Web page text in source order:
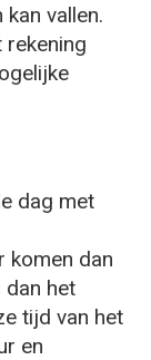
vallen.
rekening
dag met
komen dan
dan het
tijd van het
en